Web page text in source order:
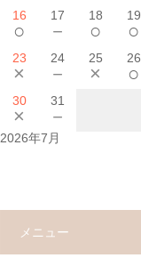
16
○
17
－
18
○
19
○
23
×
24
－
25
×
26
○
30
×
31
－
2026年7月
メニュー